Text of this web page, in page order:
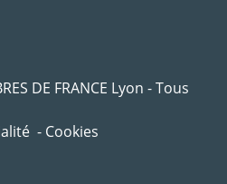
DE FRANCE Lyon - Tous
Cookies